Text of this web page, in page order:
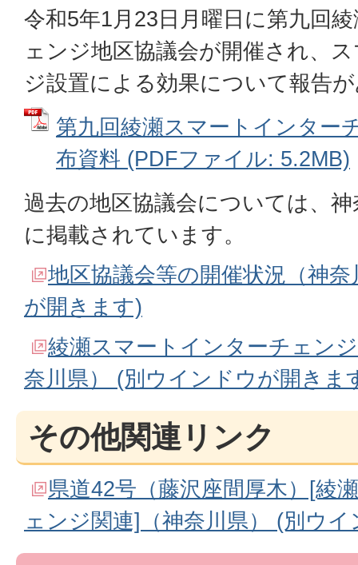
令和5年1月23日月曜日に第九回
ェンジ地区協議会が開催され、
ジ設置による効果について報告
第九回綾瀬スマートインター
布資料 (PDFファイル: 5.2MB)
過去の地区協議会については、
に掲載されています。
地区協議会等の開催状況（神
が開きます)
綾瀬スマートインターチェン
奈川県） (別ウインドウが開きま
その他関連リンク
県道42号（藤沢座間厚木）[綾
ェンジ関連]（神奈川県） (別ウ